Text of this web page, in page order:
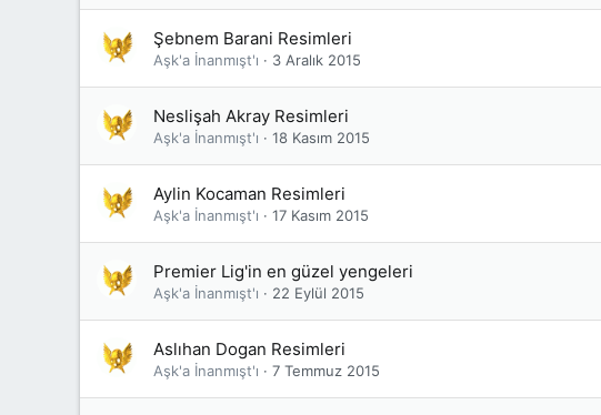
Şebnem Barani Resimleri
Aşk'a İnanmışt'ı 3 Aralık 2015
Neslişah Akray Resimleri
Aşk'a İnanmışt'ı 18 Kasım 2015
Aylin Kocaman Resimleri
Aşk'a İnanmışt'ı 17 Kasım 2015
Premier Lig'in en güzel yengeleri
Aşk'a İnanmışt'ı 22 Eylül 2015
Aslıhan Dogan Resimleri
Aşk'a İnanmışt'ı 7 Temmuz 2015